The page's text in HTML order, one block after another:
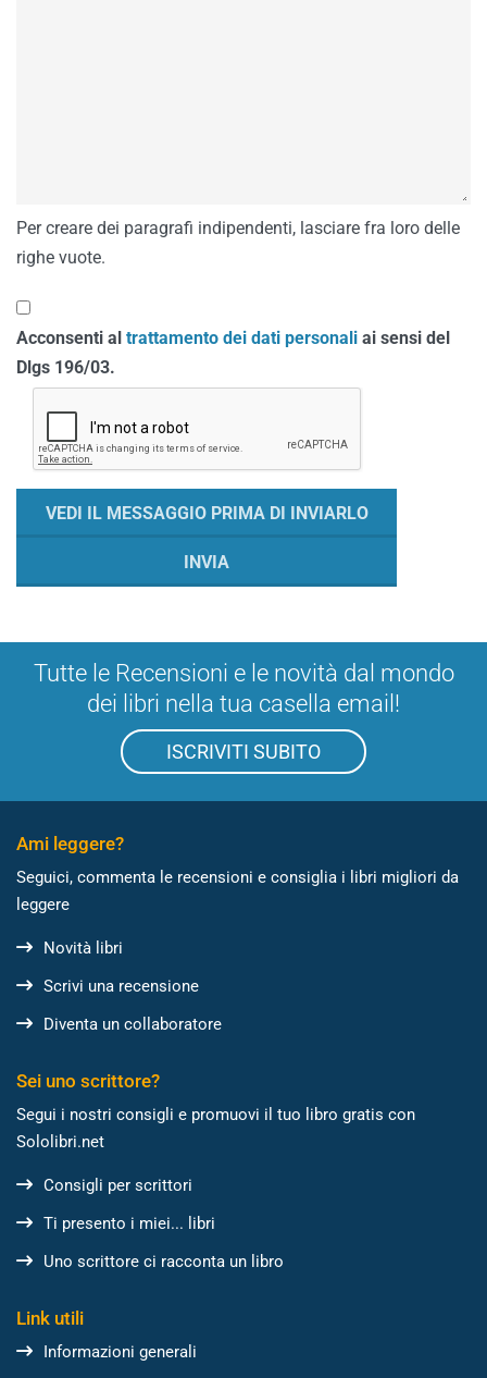
Per creare dei paragrafi indipendenti, lasciare fra loro delle
righe vuote.
Acconsenti al trattamento dei dati personali ai sensi del
Dlgs 196/03.
Tutte le Recensioni e le novità dal mondo
dei libri nella tua casella email!
ISCRIVITI SUBITO
Ami leggere?
Seguici, commenta le recensioni e consiglia i libri migliori da
leggere
Novità libri
Scrivi una recensione
Diventa un collaboratore
Sei uno scrittore?
Segui i nostri consigli e promuovi il tuo libro gratis con
Sololibri.net
Consigli per scrittori
Ti presento i miei... libri
Uno scrittore ci racconta un libro
Link utili
Informazioni generali